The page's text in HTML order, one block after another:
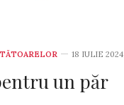
18 IULIE 2024
un păr